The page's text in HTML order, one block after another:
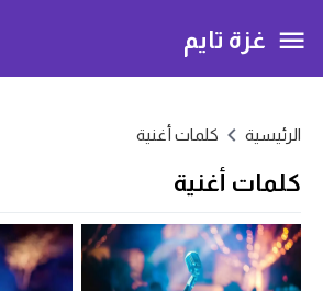
غزة تايم
الرئيسية كلمات أغنية
كلمات أغنية